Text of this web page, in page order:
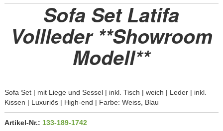
Sofa Set Latifa
Vollleder **Showroom
Modell**
Sofa Set | mit Liege und Sessel | inkl. Tisch | weich | Leder | inkl.
Kissen | Luxuriös | High-end | Farbe: Weiss, Blau
Artikel-Nr.: 133-189-1742